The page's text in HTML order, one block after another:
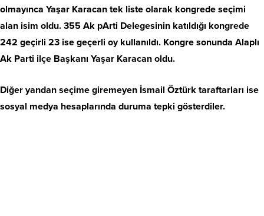
olmayınca Yaşar Karacan tek liste olarak kongrede seçimi
alan isim oldu. 355 Ak pArti Delegesinin katıldığı kongrede
242 geçirli 23 ise geçerli oy kullanıldı. Kongre sonunda Alaplı
Ak Parti ilçe Başkanı Yaşar Karacan oldu.
Diğer yandan seçime giremeyen İsmail Öztürk taraftarları ise
sosyal medya hesaplarında duruma tepki gösterdiler.